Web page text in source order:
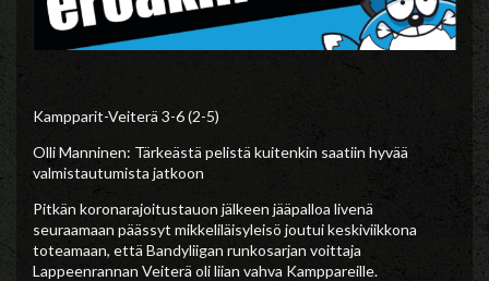
Kampparit-Veiterä 3-6 (2-5)
Olli Manninen: Tärkeästä pelistä kuitenkin saatiin hyvää
valmistautumista jatkoon
Pitkän koronarajoitustauon jälkeen jääpalloa livenä
seuraamaan päässyt mikkeliläisyleisö joutui keskiviikkona
toteamaan, että Bandyliigan runkosarjan voittaja
Lappeenrannan Veiterä oli liian vahva Kamppareille.